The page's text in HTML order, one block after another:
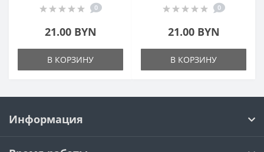
0
21.00 BYN
В КОРЗИНУ
0
21.00 BYN
В КОРЗИНУ
Информация